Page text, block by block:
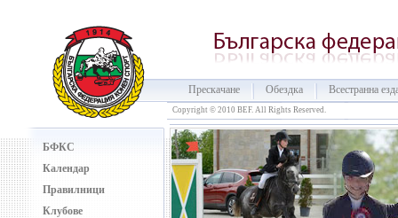
Прескачане Обездка Всестранна
БФКС
Календар
Правилници
Клубове
Copyright © 2010 BEF. All Rights Reserved.